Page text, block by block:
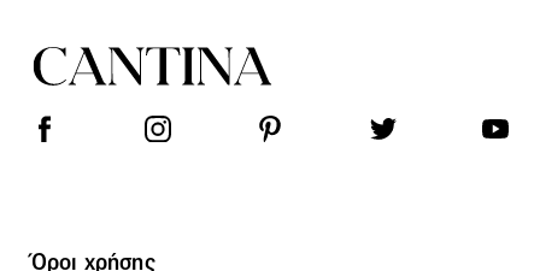
Όροι χρήσης